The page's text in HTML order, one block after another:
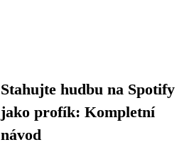
Stahujte hudbu na Spotify
jako profík: Kompletní
návod